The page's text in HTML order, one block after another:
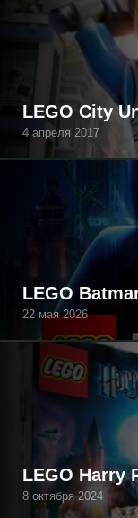
LEGO City
4 апреля 2017
LEGO
22 мая 2026
LEGO Harry
8 октября 2024